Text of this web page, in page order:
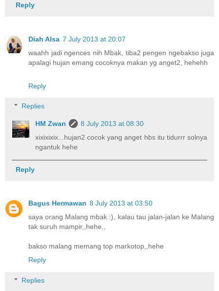
Reply
Diah Alsa 7 July 2013 at 20:07
waahh jadi ngences nih Mbak, tiba2 pengen ngebakso juga
apalagi hujan emang cocoknya makan yg anget2, hehehh
Reply
Replies
HM Zwan
8 July 2013 at 08:30
xixixixix...hujan2 cocok yang anget hbs itu tidurrr solnya
ngantuk hehe
Reply
Bagus Hermawan 8 July 2013 at 03:50
saya orang Malang mbak :), kalau tau jalan-jalan ke Malang
tak suruh mampir,,hehe,,
bakso malang memang top markotop,,hehe
Reply
Replies